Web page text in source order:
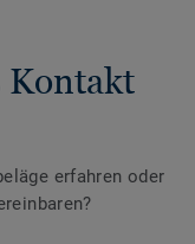
Kontakt
erfahren oder